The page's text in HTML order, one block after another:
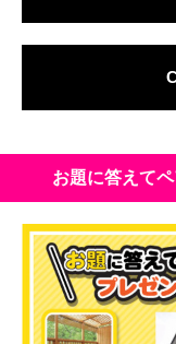
お題に答えて